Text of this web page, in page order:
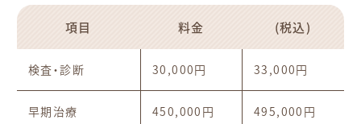
項目 料金 (税込)
検査・診断 30,000円 33,000円
早期治療 450,000円 495,000円